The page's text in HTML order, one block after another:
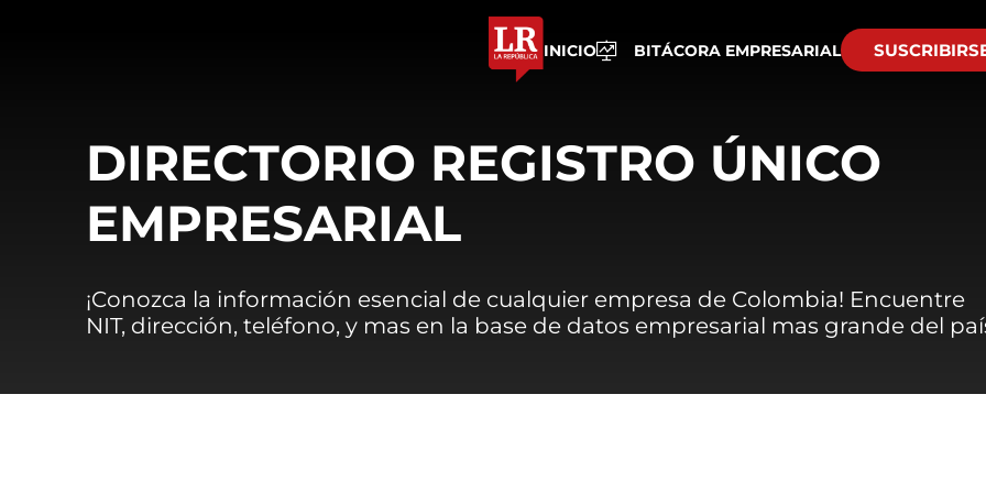
INICIO BITÁCORA EMPRESARIAL
DIRECTORIO REGISTRO ÚNICO
EMPRESARIAL
¡Conozca la información esencial de cualquier empresa de Colombia! Encuentre
NIT, dirección, teléfono, y mas en la base de datos empresarial mas grande del